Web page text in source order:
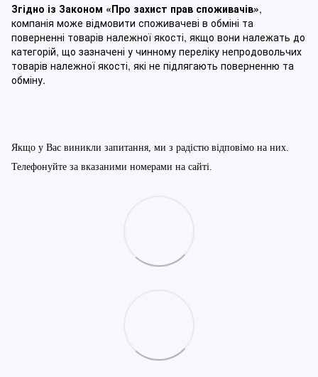
Згідно із Законом «Про захист прав споживачів»,
компанія може відмовити споживачеві в обміні та
поверненні товарів належної якості, якщо вони належать до
категорій, що зазначені у чинному переліку непродовольчих
товарів належної якості, які не підлягають поверненню та
обміну.
Якщо у Вас виникли запитання, ми з радістю відповімо на них.
Телефонуйте за вказаними номерами на сайті.